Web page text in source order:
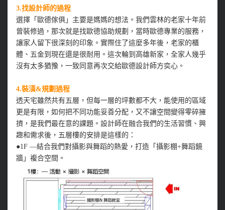
3.找設計師的過程
選擇「歐德傢俱」主要是媽媽的想法。我們雲林的老家十年前
曾裝修過，那次就是找歐德協助規劃，當時歐德專業的服務，
讓家人留下很深刻的印象。實際住了這麼多年後，老家的櫃
體、五金到現在還是很耐用。這次輪到高雄新家，全家人幾乎
沒有太多猶豫，一致同意再次交給歐德設計師方奕心。
4.裝潢&規劃過程
透天宅雖然共有五層，但每一層的坪數都不大，能使用的區域
更是有限，如何把不同功能妥善分配，又不讓空間變得零碎擁
擠，是我們最在意的課題。設計師在融合我們的生活習慣、興
趣和需求後，五層樓的安排是這樣的：
●1F —結合我們對攝影與舞蹈的熱愛，打造「攝影棚+舞蹈鏡
牆」複合空間。